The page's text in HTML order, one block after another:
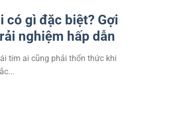
có gì đặc biệt? Gợi
nghiệm hấp dẫn
tim ai cũng phải thổn thức khi